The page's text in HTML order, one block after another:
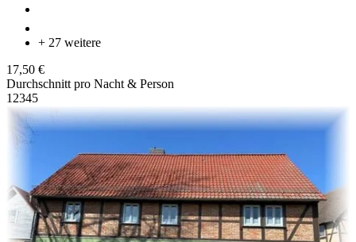
+ 27 weitere
17,50 €
Durchschnitt pro Nacht & Person
1 2345